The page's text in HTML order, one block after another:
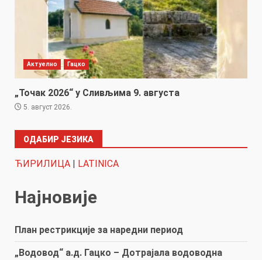
Актуелно Гацко
„Точак 2026“ у Сливљима 9. августа
5. август 2026.
ОДАБИР ЈЕЗИКА
ЋИРИЛИЦА | LATINICA
Најновије
План рестрикције за наредни период
„Водовод“ а.д. Гацко – Дотрајала водоводна